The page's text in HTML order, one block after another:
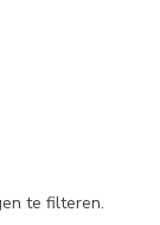
te filteren.